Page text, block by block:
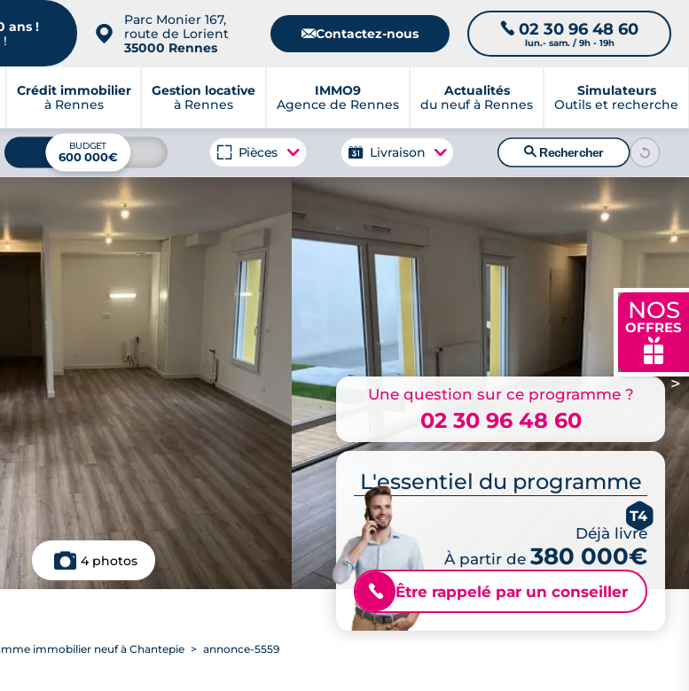
ans !
!
📍
Parc Monier 167,
route de Lorient
35000 Rennes
📧Contactez-nous 📞 02 30 96 48 60
lun.- sam. / 9h - 19h
Crédit immobilier
à Rennes
Gestion locative
à Rennes
IMMO9
Agence de Rennes
Actualités
du neuf à Rennes
Simulateurs
Outils et recherche
NOS
OFFRES
🎁
BUDGET
600 000€ Pièces Livraison 🔍Rechercher
>
4 photos
Une question sur ce programme ?
02 30 96 48 60
L'essentiel du programme
T4
Déjà livré
À partir de 380 000€
📞 Être rappelé par un conseiller
immobilier neuf à Chantepie annonce-5559